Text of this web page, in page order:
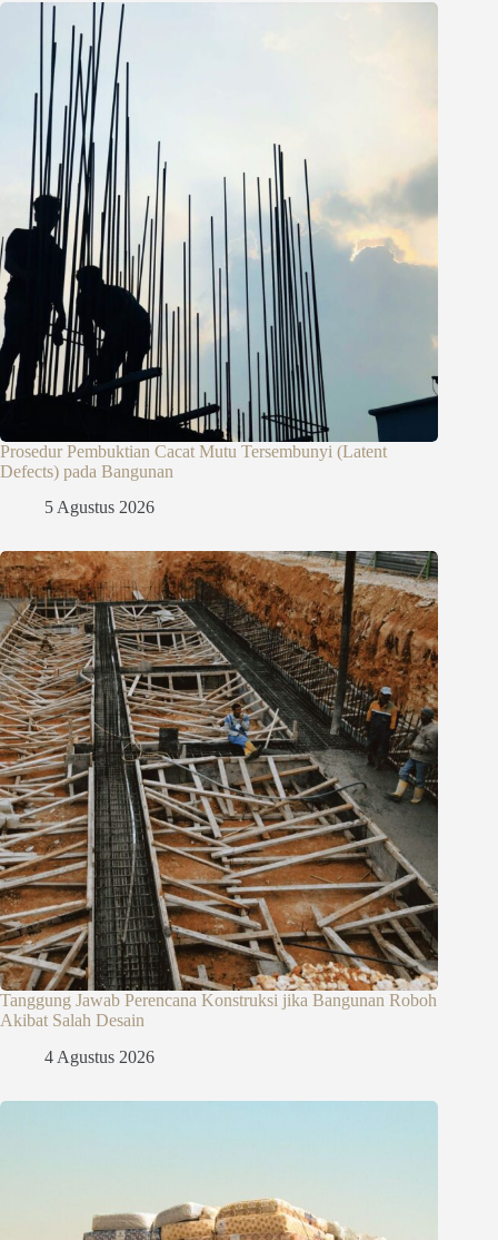
Prosedur Pembuktian Cacat Mutu Tersembunyi (Latent
Defects) pada Bangunan
5 Agustus 2026
Tanggung Jawab Perencana Konstruksi jika Bangunan Roboh
Akibat Salah Desain
4 Agustus 2026